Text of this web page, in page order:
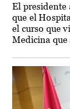
El presidente
que el
el curso que
Medicina que